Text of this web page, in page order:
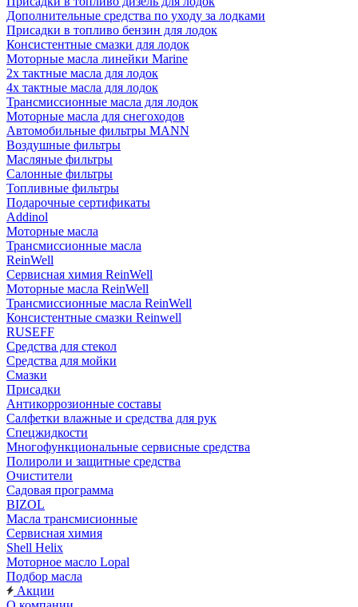
Дополнительные средства по уходу за лодками
Присадки в топливо бензин для лодок
Консистентные смазки для лодок
Моторные масла линейки Marine
2х тактные масла для лодок
4х тактные масла для лодок
Трансмиссионные масла для лодок
Моторные масла для снегоходов
Автомобильные фильтры MANN
Воздушные фильтры
Масляные фильтры
Салонные фильтры
Топливные фильтры
Подарочные сертификаты
Addinol
Моторные масла
Трансмиссионные масла
ReinWell
Сервисная химия ReinWell
Моторные масла ReinWell
Трансмиссионные масла ReinWell
Консистентные смазки Reinwell
RUSEFF
Средства для стекол
Средства для мойки
Смазки
Присадки
Антикоррозионные составы
Салфетки влажные и средства для рук
Спецжидкости
Многофункциональные сервисные средства
Полироли и защитные средства
Очистители
Садовая программа
BIZOL
Масла трансмисионные
Сервисная химия
Shell Helix
Моторное масло Lopal
Подбор масла
Акции